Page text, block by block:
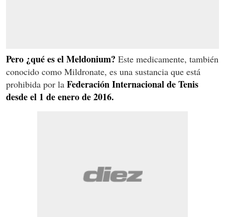
Pero ¿qué es el Meldonium? Este medicamente, también
conocido como Mildronate, es una sustancia que está
prohibida por la Federación Internacional de Tenis
desde el 1 de enero de 2016.